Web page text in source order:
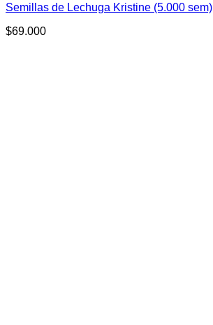
Semillas de Lechuga Kristine (5.000 sem)
$69.000